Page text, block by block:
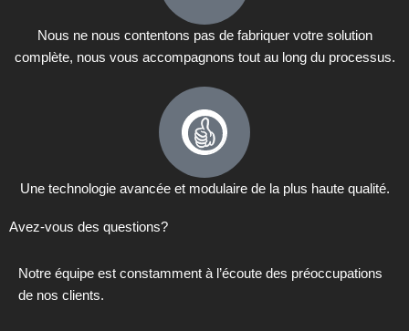
Nous ne nous contentons pas de fabriquer votre solution
complète, nous vous accompagnons tout au long du processus.
Une technologie avancée et modulaire de la plus haute qualité.
Avez-vous des questions?
Notre équipe est constamment à l’écoute des préoccupations
de nos clients.